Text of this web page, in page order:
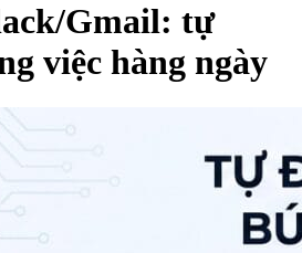
Gmail: tự
việc hàng ngày